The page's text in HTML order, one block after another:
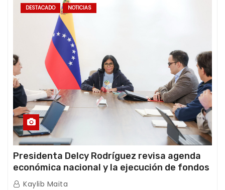
DESTACADO NOTICIAS
Presidenta Delcy Rodríguez revisa agenda
económica nacional y la ejecución de fondos
de emergencia post-sismos
Kaylib Maita